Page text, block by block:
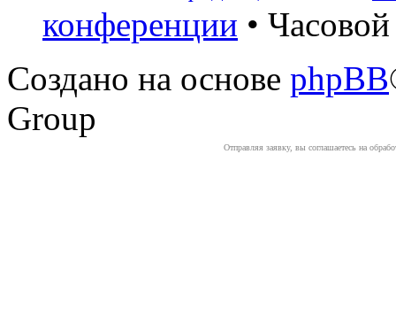
конференции •
Создано на основе phpBB
Group
Отправляя заявку, вы соглашаетесь на